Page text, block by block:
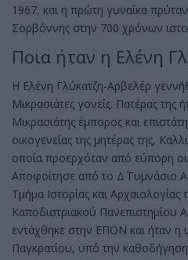
1967, και η πρώτη γυναίκα
Σορβόννης στην 700 χρόνων
Ποια ήταν η Ελένη
Η Ελένη Γλύκατζη-Αρβελέρ
Μικρασιάτες γονείς. Πατέρας της
Μικρασιάτης έμπορος και
οικογενείας της μητέρας της,
οποία προερχόταν από εύπορη
Αποφοίτησε από το Δ΄ Γυμνάσιο
Τμήμα Ιστορίας και Αρχαιολογίας
Καποδιστριακού Πανεπιστημίου
εντάχθηκε στην ΕΠΟΝ και ήταν
Παγκρατίου, υπό την